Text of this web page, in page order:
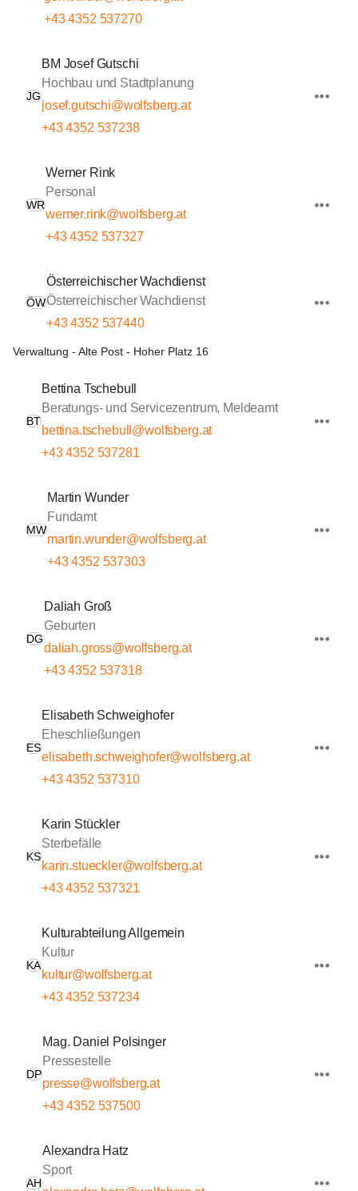
+43 4352 537270
JG
BM Josef Gutschi
Hochbau und Stadtplanung
josef.gutschi@wolfsberg.at
+43 4352 537238
WR
Werner Rink
Personal
werner.rink@wolfsberg.at
+43 4352 537327
ÖW
Österreichischer Wachdienst
Österreichischer Wachdienst
+43 4352 537440
Verwaltung - Alte Post - Hoher Platz 16
BT
Bettina Tschebull
Beratungs- und Servicezentrum, Meldeamt
bettina.tschebull@wolfsberg.at
+43 4352 537281
MW
Martin Wunder
Fundamt
martin.wunder@wolfsberg.at
+43 4352 537303
DG
Daliah Groß
Geburten
daliah.gross@wolfsberg.at
+43 4352 537318
ES
Elisabeth Schweighofer
Eheschließungen
elisabeth.schweighofer@wolfsberg.at
+43 4352 537310
KS
Karin Stückler
Sterbefälle
karin.stueckler@wolfsberg.at
+43 4352 537321
KA
Kulturabteilung Allgemein
Kultur
kultur@wolfsberg.at
+43 4352 537234
DP
Mag. Daniel Polsinger
Pressestelle
presse@wolfsberg.at
+43 4352 537500
AH
Alexandra Hatz
Sport